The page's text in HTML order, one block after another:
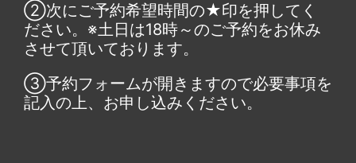
②次にご予約希望時間の★印を押してく
ださい。※土日は18時～のご予約をお休み
させて頂いております。
③予約フォームが開きますので必要事項を
記入の上、お申し込みください。